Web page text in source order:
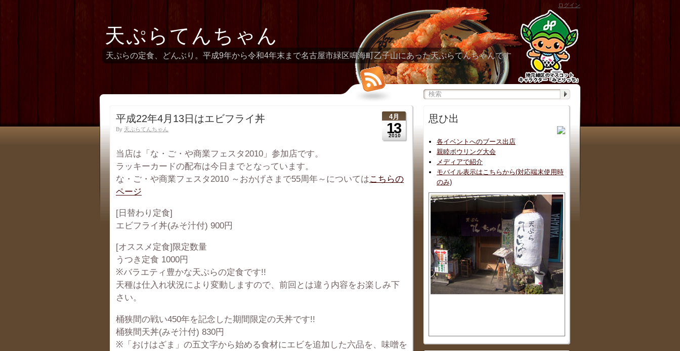
天ぷらてんちゃん
天ぷらの定食、どんぶり。平成9年から令和4年末まで名古屋市緑区鳴海町乙子山にあった天ぷらてんちゃんです
ログイン
4月
13
2010
平成22年4月13日はエビフライ丼
By 天ぷらてんちゃん
当店は「な・ご・や商業フェスタ2010」参加店です。
ラッキーカードの配布は今日までとなっています。
な・ご・や商業フェスタ2010 ～おかげさまで55周年～についてはこちらの
ページ
[日替わり定食]
エビフライ丼(みそ汁付) 900円
[オススメ定食]限定数量
うつき定食 1000円
※バラエティ豊かな天ぷらの定食です!!
天種は仕入れ状況により変動しますので、前回とは違う内容をお楽しみ下
さい。
桶狭間の戦い450年を記念した期間限定の天丼です!!
桶狭間天丼(みそ汁付) 830円
※「おけはざま」の五文字から始める食材にエビを追加した六品を、味噌を
思ひ出
各イベントへのブース出店
親睦ボウリング大会
メディアで紹介
モバイル表示はこちらから(対応端末使用時
のみ)